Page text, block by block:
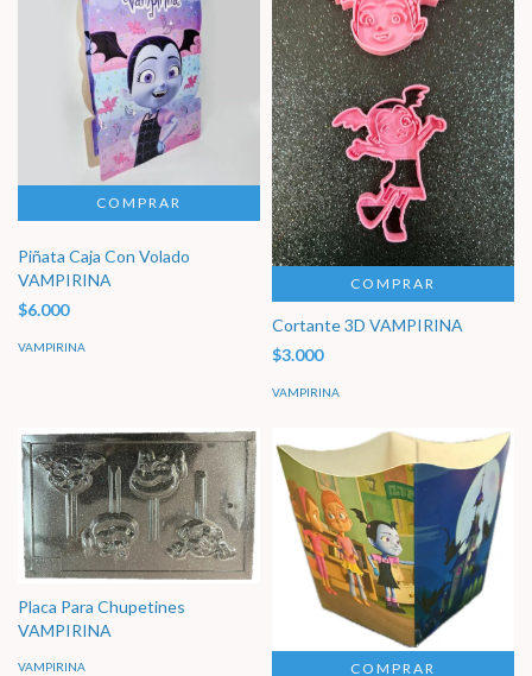
Piñata Caja Con Volado
VAMPIRINA
$6.000
VAMPIRINA
COMPRAR
Cortante 3D VAMPIRINA
$3.000
VAMPIRINA
Placa Para Chupetines
VAMPIRINA
VAMPIRINA